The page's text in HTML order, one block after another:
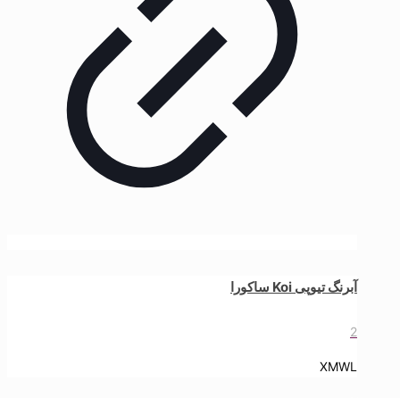
آبرنگ تیوپی Koi ساکورا
2
XMWL